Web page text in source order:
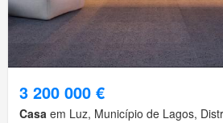
3 200 000 €
Casa em Luz, Município de Lagos,